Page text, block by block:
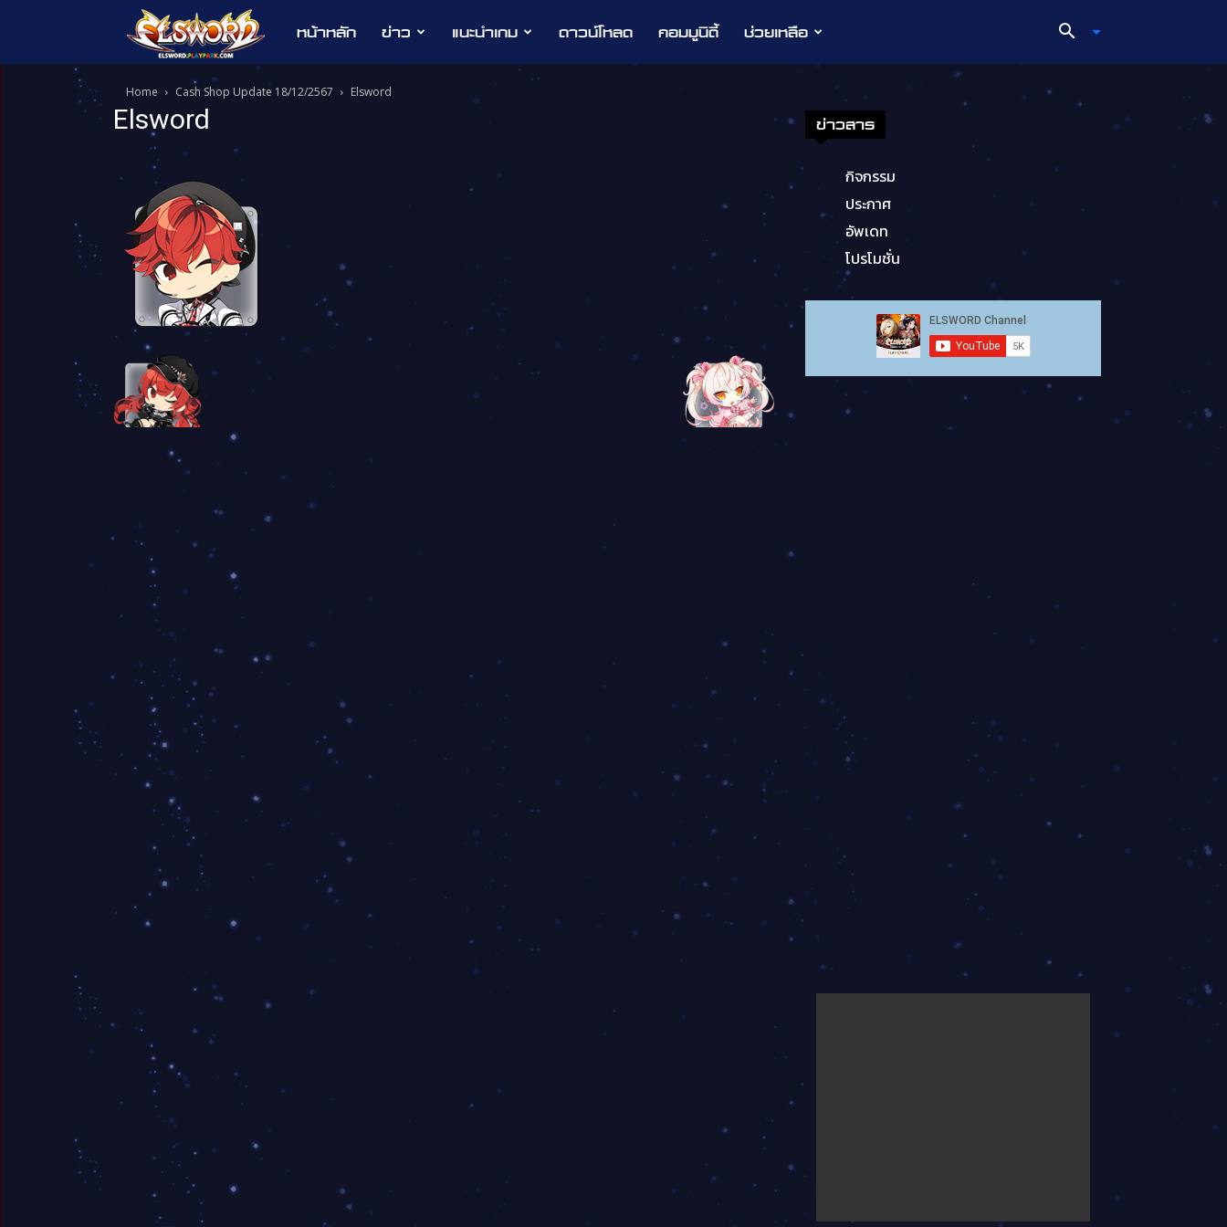
Elsword
หน้าหลัก ข่าว แนะนำเกม ดาวน์โหลด คอมมูนิตี้ ช่วยเหลือ
Home Cash Shop Update 18/12/2567 Elsword
Elsword ข่าวสาร
กิจกรรม
ประกาศ
อัพเดท
โปรโมชั่น